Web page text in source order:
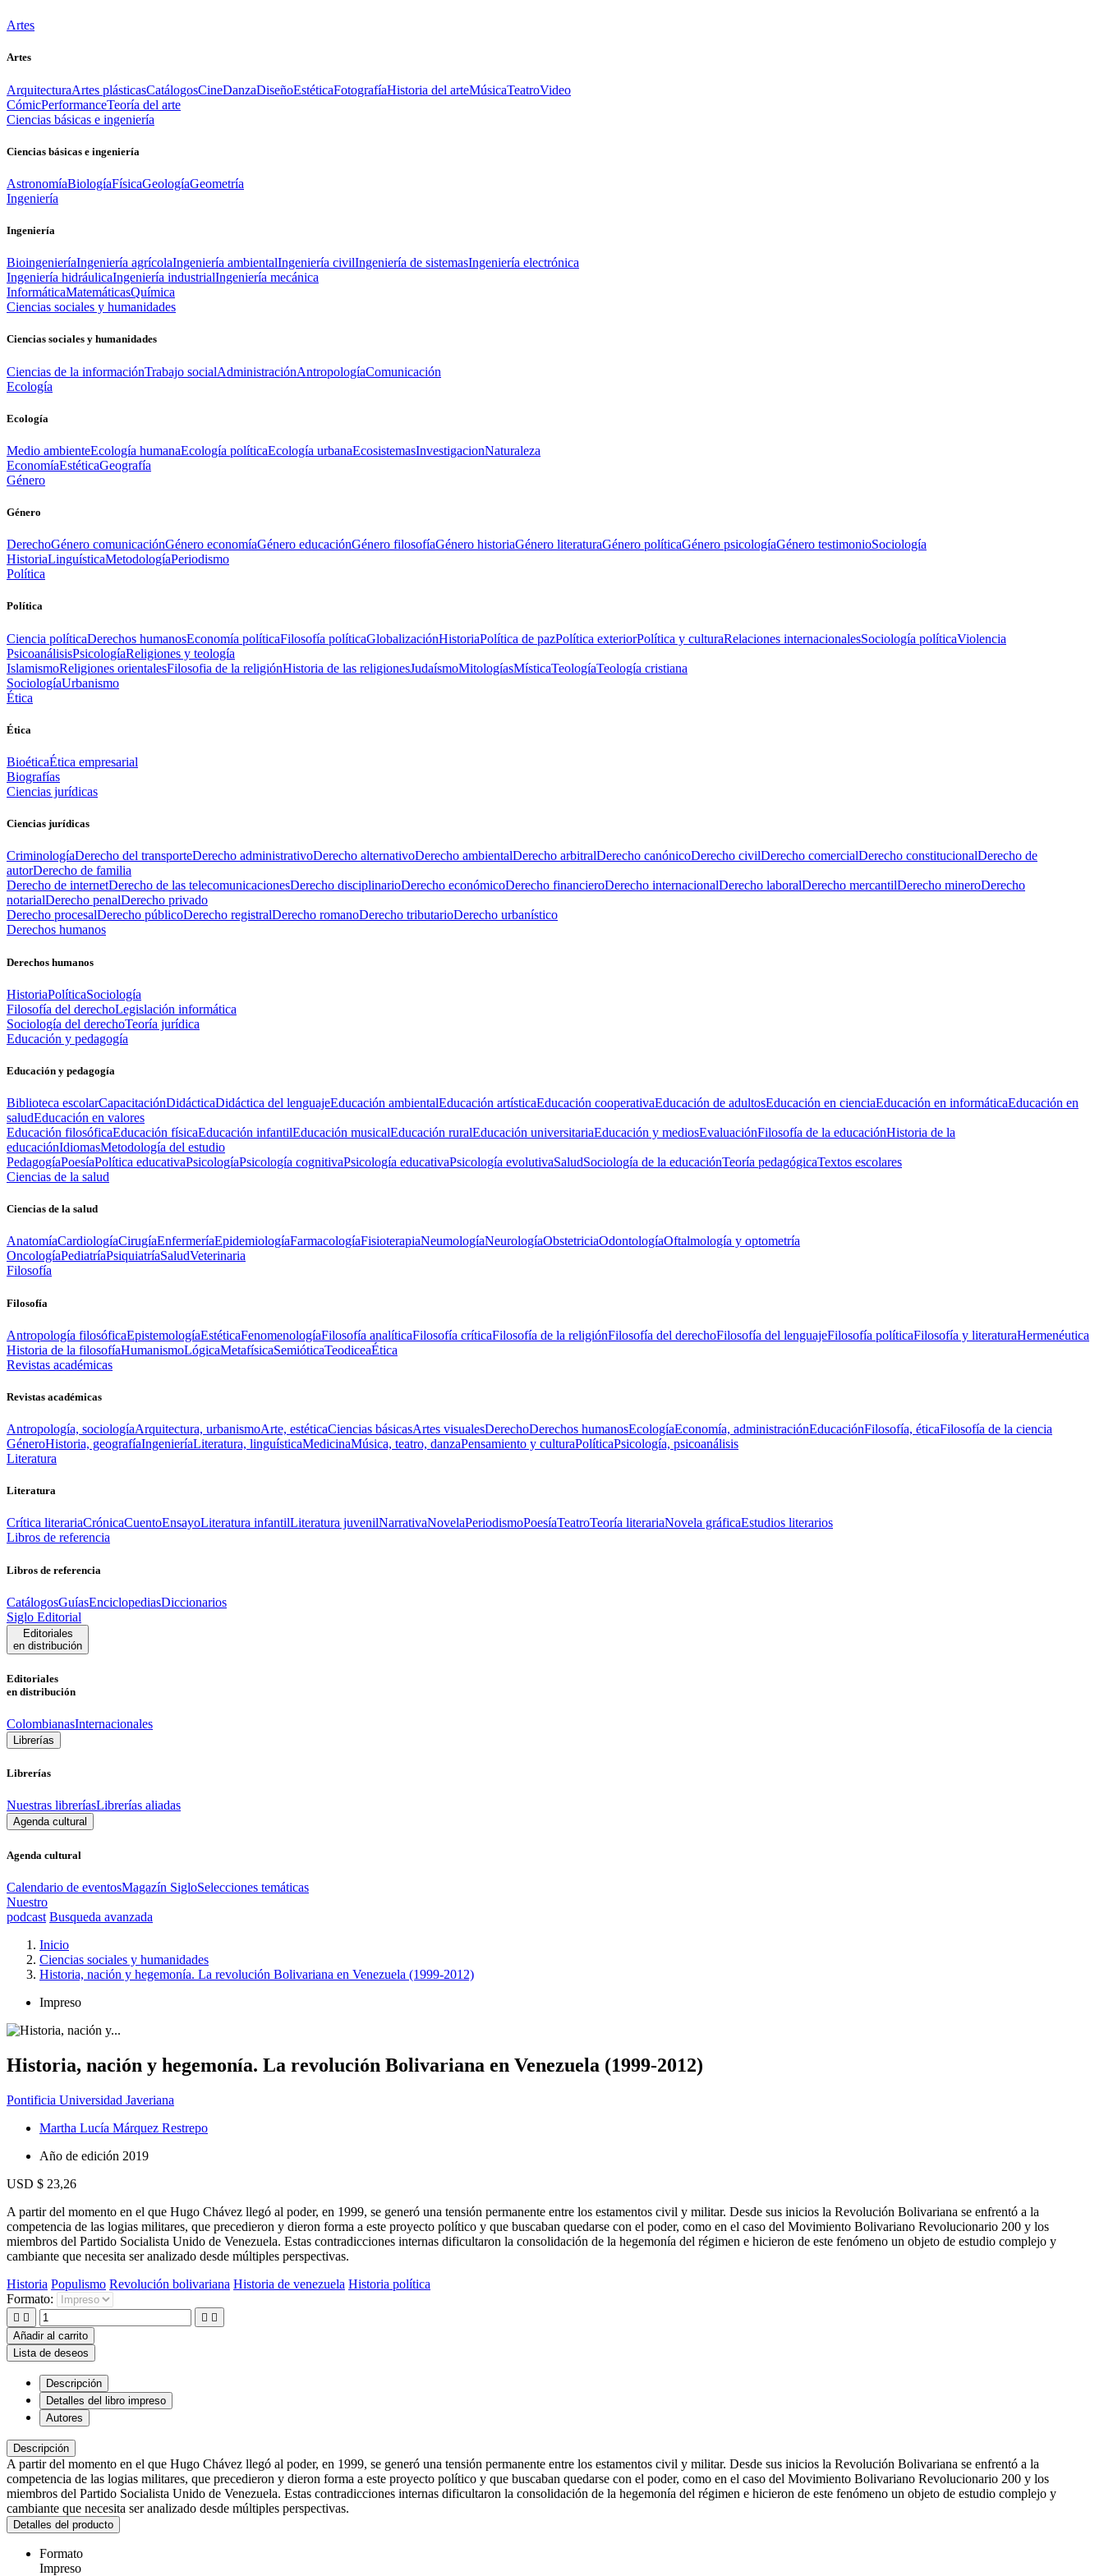
Artes
Artes
ArquitecturaArtes plásticasCatálogosCineDanzaDiseñoEstéticaFotografíaHistoria del arteMúsicaTeatroVideo
CómicPerformanceTeoría del arte
Ciencias básicas e ingeniería
Ciencias básicas e ingeniería
AstronomíaBiologíaFísicaGeologíaGeometría
Ingeniería
Ingeniería
BioingenieríaIngeniería agrícolaIngeniería ambientalIngeniería civilIngeniería de sistemasIngeniería electrónica
Ingeniería hidráulicaIngeniería industrialIngeniería mecánica
InformáticaMatemáticasQuímica
Ciencias sociales y humanidades
Ciencias sociales y humanidades
Ciencias de la informaciónTrabajo socialAdministraciónAntropologíaComunicación
Ecología
Ecología
Medio ambienteEcología humanaEcología políticaEcología urbanaEcosistemasInvestigacionNaturaleza
EconomíaEstéticaGeografía
Género
Género
DerechoGénero comunicaciónGénero economíaGénero educaciónGénero filosofíaGénero historiaGénero literaturaGénero políticaGénero psicologíaGénero testimonioSociología
HistoriaLinguísticaMetodologíaPeriodismo
Política
Política
Ciencia políticaDerechos humanosEconomía políticaFilosofía políticaGlobalizaciónHistoriaPolítica de pazPolítica exteriorPolítica y culturaRelaciones internacionalesSociología políticaViolencia
PsicoanálisisPsicologíaReligiones y teología
IslamismoReligiones orientalesFilosofia de la religiónHistoria de las religionesJudaísmoMitologíasMísticaTeologíaTeología cristiana
SociologíaUrbanismo
Ética
Ética
BioéticaÉtica empresarial
Biografías
Ciencias jurídicas
Ciencias jurídicas
CriminologíaDerecho del transporteDerecho administrativoDerecho alternativoDerecho ambientalDerecho arbitralDerecho canónicoDerecho civilDerecho comercialDerecho constitucionalDerecho de
autorDerecho de familia
Derecho de internetDerecho de las telecomunicacionesDerecho disciplinarioDerecho económicoDerecho financieroDerecho internacionalDerecho laboralDerecho mercantilDerecho mineroDerecho
notarialDerecho penalDerecho privado
Derecho procesalDerecho públicoDerecho registralDerecho romanoDerecho tributarioDerecho urbanístico
Derechos humanos
Derechos humanos
HistoriaPolíticaSociología
Filosofía del derechoLegislación informática
Sociología del derechoTeoría jurídica
Educación y pedagogía
Educación y pedagogía
Biblioteca escolarCapacitaciónDidácticaDidáctica del lenguajeEducación ambientalEducación artísticaEducación cooperativaEducación de adultosEducación en cienciaEducación en informáticaEducación en
saludEducación en valores
Educación filosóficaEducación físicaEducación infantilEducación musicalEducación ruralEducación universitariaEducación y mediosEvaluaciónFilosofía de la educaciónHistoria de la
educaciónIdiomasMetodología del estudio
PedagogíaPoesíaPolítica educativaPsicologíaPsicología cognitivaPsicología educativaPsicología evolutivaSaludSociología de la educaciónTeoría pedagógicaTextos escolares
Ciencias de la salud
Ciencias de la salud
AnatomíaCardiologíaCirugíaEnfermeríaEpidemiologíaFarmacologíaFisioterapiaNeumologíaNeurologíaObstetriciaOdontologíaOftalmología y optometría
OncologíaPediatríaPsiquiatríaSaludVeterinaria
Filosofía
Filosofía
Antropología filosóficaEpistemologíaEstéticaFenomenologíaFilosofía analíticaFilosofía críticaFilosofía de la religiónFilosofía del derechoFilosofía del lenguajeFilosofía políticaFilosofía y literaturaHermenéutica
Historia de la filosofíaHumanismoLógicaMetafísicaSemióticaTeodiceaÉtica
Revistas académicas
Revistas académicas
Antropología, sociologíaArquitectura, urbanismoArte, estéticaCiencias básicasArtes visualesDerechoDerechos humanosEcologíaEconomía, administraciónEducaciónFilosofía, éticaFilosofía de la ciencia
GéneroHistoria, geografíaIngenieríaLiteratura, linguísticaMedicinaMúsica, teatro, danzaPensamiento y culturaPolíticaPsicología, psicoanálisis
Literatura
Literatura
Crítica literariaCrónicaCuentoEnsayoLiteratura infantilLiteratura juvenilNarrativaNovelaPeriodismoPoesíaTeatroTeoría literariaNovela gráficaEstudios literarios
Libros de referencia
Libros de referencia
CatálogosGuíasEnciclopediasDiccionarios
Siglo Editorial
Editoriales
en distribución
Editoriales
en distribución
ColombianasInternacionales
Librerías
Librerías
Nuestras libreríasLibrerías aliadas
Agenda cultural
Agenda cultural
Calendario de eventosMagazín SigloSelecciones temáticas
Nuestro
podcast Busqueda avanzada
Inicio
Ciencias sociales y humanidades
Historia, nación y hegemonía. La revolución Bolivariana en Venezuela (1999-2012)
Impreso
Historia, nación y hegemonía. La revolución Bolivariana en Venezuela (1999-2012)
Pontificia Universidad Javeriana
Martha Lucía Márquez Restrepo
Año de edición 2019
USD $ 23,26
A partir del momento en el que Hugo Chávez llegó al poder, en 1999, se generó una tensión permanente entre los estamentos civil y militar. Desde sus inicios la Revolución Bolivariana se enfrentó a la
competencia de las logias militares, que precedieron y dieron forma a este proyecto político y que buscaban quedarse con el poder, como en el caso del Movimiento Bolivariano Revolucionario 200 y los
miembros del Partido Socialista Unido de Venezuela. Estas contradicciones internas dificultaron la consolidación de la hegemonía del régimen e hicieron de este fenómeno un objeto de estudio complejo y
cambiante que necesita ser analizado desde múltiples perspectivas.
Historia Populismo Revolución bolivariana Historia de venezuela Historia política
Formato:
   
Añadir al carrito
Lista de deseos
Descripción
Detalles del libro impreso
Autores
Descripción
A partir del momento en el que Hugo Chávez llegó al poder, en 1999, se generó una tensión permanente entre los estamentos civil y militar. Desde sus inicios la Revolución Bolivariana se enfrentó a la
competencia de las logias militares, que precedieron y dieron forma a este proyecto político y que buscaban quedarse con el poder, como en el caso del Movimiento Bolivariano Revolucionario 200 y los
miembros del Partido Socialista Unido de Venezuela. Estas contradicciones internas dificultaron la consolidación de la hegemonía del régimen e hicieron de este fenómeno un objeto de estudio complejo y
cambiante que necesita ser analizado desde múltiples perspectivas.
Detalles del producto
Formato
Impreso